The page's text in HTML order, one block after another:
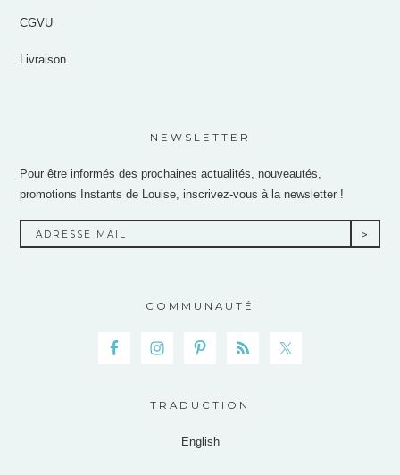
CGVU
Livraison
NEWSLETTER
Pour être informés des prochaines actualités, nouveautés,
promotions Instants de Louise, inscrivez-vous à la newsletter !
COMMUNAUTÉ
TRADUCTION
English